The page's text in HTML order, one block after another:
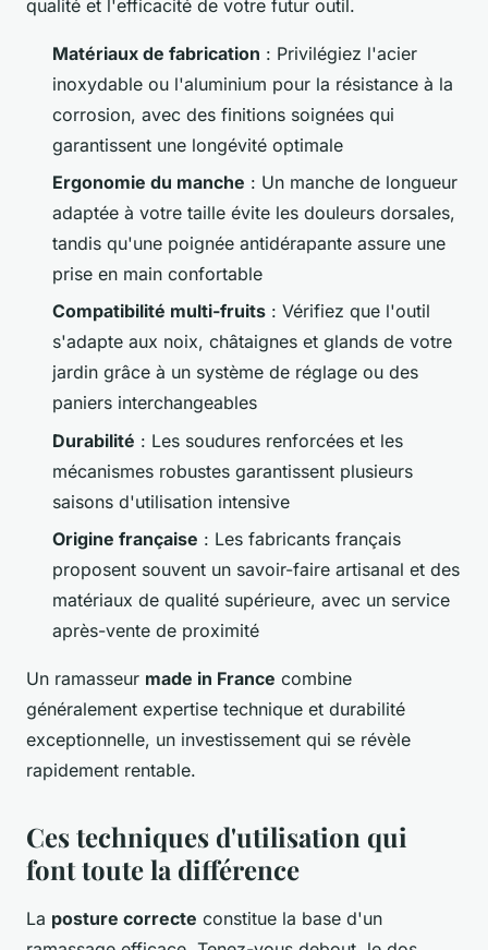
qualité et l'efficacité de votre futur outil.
Matériaux de fabrication : Privilégiez l'acier
inoxydable ou l'aluminium pour la résistance à la
corrosion, avec des finitions soignées qui
garantissent une longévité optimale
Ergonomie du manche : Un manche de longueur
adaptée à votre taille évite les douleurs dorsales,
tandis qu'une poignée antidérapante assure une
prise en main confortable
Compatibilité multi-fruits : Vérifiez que l'outil
s'adapte aux noix, châtaignes et glands de votre
jardin grâce à un système de réglage ou des
paniers interchangeables
Durabilité : Les soudures renforcées et les
mécanismes robustes garantissent plusieurs
saisons d'utilisation intensive
Origine française : Les fabricants français
proposent souvent un savoir-faire artisanal et des
matériaux de qualité supérieure, avec un service
après-vente de proximité
Un ramasseur made in France combine
généralement expertise technique et durabilité
exceptionnelle, un investissement qui se révèle
rapidement rentable.
Ces techniques d'utilisation qui
font toute la différence
La posture correcte constitue la base d'un